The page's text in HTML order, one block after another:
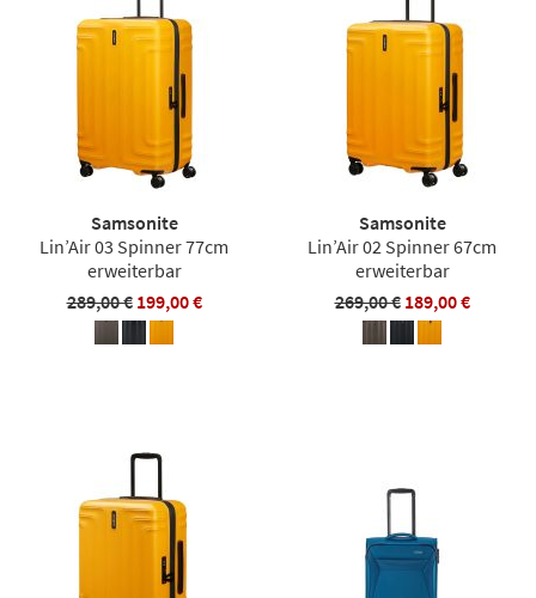
Samsonite
Lin’Air 03 Spinner 77cm
erweiterbar
289,00 € 199,00 €
Samsonite
Lin’Air 02 Spinner 67cm
erweiterbar
269,00 € 189,00 €